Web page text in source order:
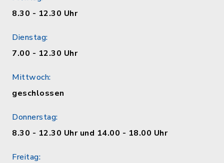
8.30 - 12.30 Uhr
Dienstag:
7.00 - 12.30 Uhr
Mittwoch:
geschlossen
Donnerstag:
8.30 - 12.30 Uhr und 14.00 - 18.00 Uhr
Freitag: